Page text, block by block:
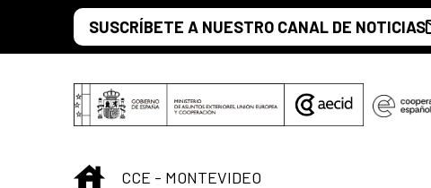
Saut au contenu principal
SUSCRÍBETE A NUESTRO CANAL DE NOTICIAS
INICIO
CCE - MONTEVIDEO